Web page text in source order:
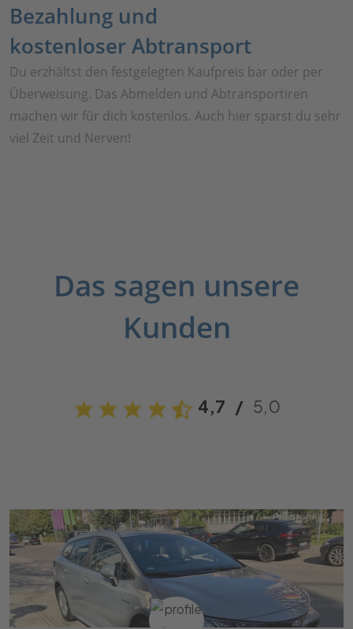
Bezahlung und
kostenloser Abtransport
Du erzhältst den festgelegten Kaufpreis bar oder per
Überweisung. Das Abmelden und Abtransportiren
machen wir für dich kostenlos. Auch hier sparst du sehr
viel Zeit und Nerven!
Das sagen unsere
Kunden
4,7 / 5,0